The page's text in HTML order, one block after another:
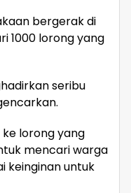
bergerak di
1000 lorong yang
seribu
ke lorong yang
mencari warga
keinginan untuk